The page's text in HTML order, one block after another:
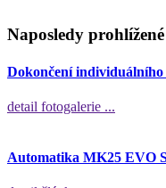
Naposledy prohlížené
Dokončení
detail fotogalerie ...
Automatika MK25 EVO